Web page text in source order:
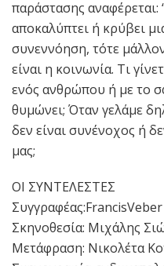
παράστασης αναφέρεται:
αποκαλύπτει ή κρύβει
συνεννόηση, τότε
είναι η κοινωνία. Τι
ενός ανθρώπου ή με το
θυμώνει; Όταν γελάμε
δεν είναι συνένοχος ή
μας;
ΟΙ ΣΥΝΤΕΛΕΣΤΕΣ
Συγγραφέας:FrancisVeber
Σκηνοθεσία: Μιχάλης
Μετάφραση: Νικολέτα